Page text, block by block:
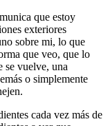
que estoy
exteriores
sobre mi, lo que
que veo, que lo
se vuelve, una
o simplemente
cada vez más de